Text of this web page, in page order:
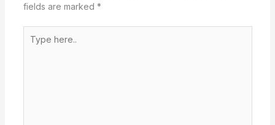
fields are marked *
here..